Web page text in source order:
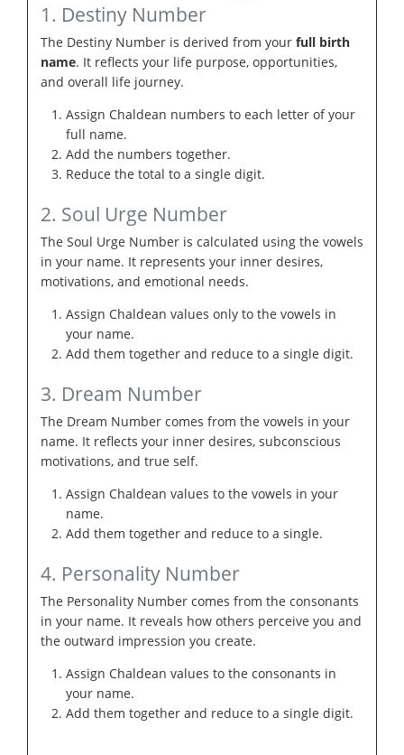
1. Destiny Number
The Destiny Number is derived from your full birth
name. It reflects your life purpose, opportunities,
and overall life journey.
Assign Chaldean numbers to each letter of your
full name.
Add the numbers together.
Reduce the total to a single digit.
2. Soul Urge Number
The Soul Urge Number is calculated using the vowels
in your name. It represents your inner desires,
motivations, and emotional needs.
Assign Chaldean values only to the vowels in
your name.
Add them together and reduce to a single digit.
3. Dream Number
The Dream Number comes from the vowels in your
name. It reflects your inner desires, subconscious
motivations, and true self.
Assign Chaldean values to the vowels in your
name.
Add them together and reduce to a single.
4. Personality Number
The Personality Number comes from the consonants
in your name. It reveals how others perceive you and
the outward impression you create.
Assign Chaldean values to the consonants in
your name.
Add them together and reduce to a single digit.